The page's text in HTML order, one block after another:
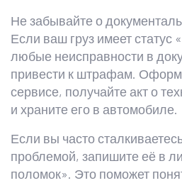
Не забывайте о
Если ваш груз имеет статус
любые неисправности в
привести к штрафам.
сервисе, получайте акт о
и храните его в автомобиле.
Если вы часто
проблемой, запишите её в
поломок». Это поможет